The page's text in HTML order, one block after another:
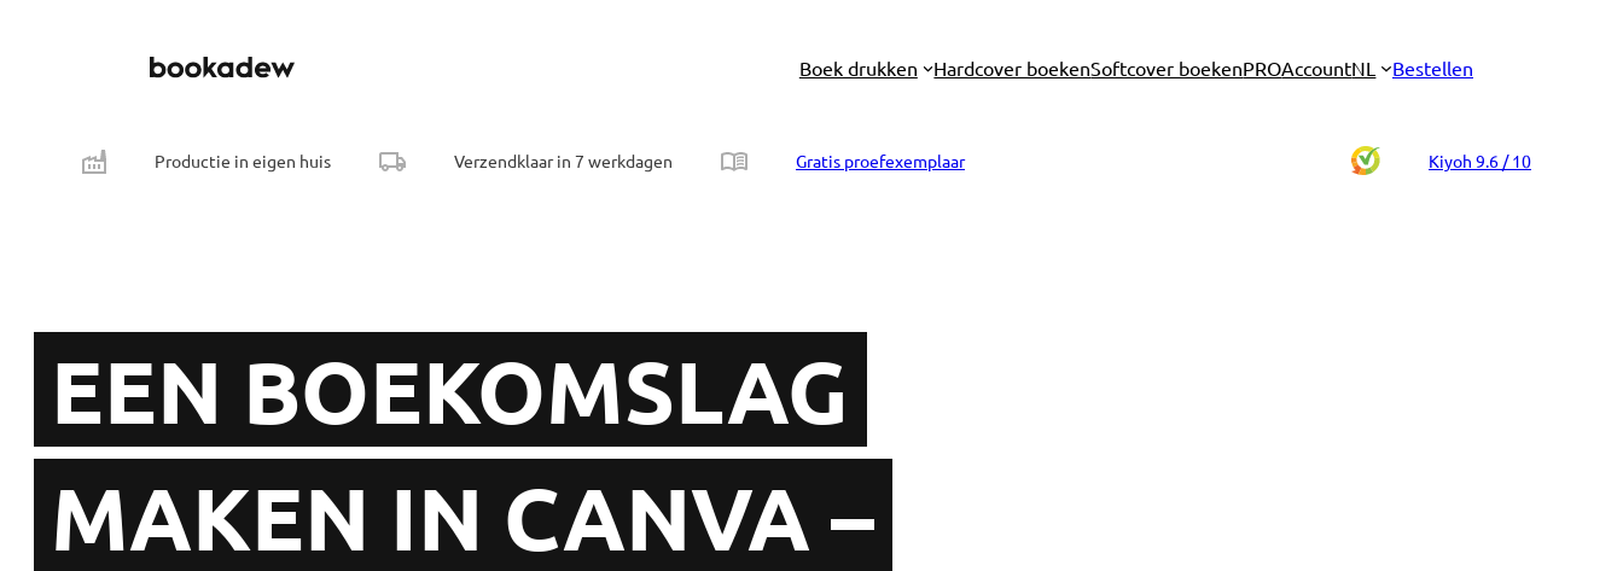
Boek drukken Hardcover boekenSoftcover boekenPROAccountNL Bestellen
Productie in eigen huis Verzendklaar in 7 werkdagen Gratis proefexemplaar Kiyoh 9.6 / 10
EEN BOEKOMSLAG
MAKEN IN CANVA –